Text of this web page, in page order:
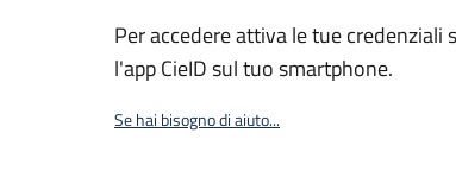
Per accedere attiva le tue credenziali
l'app CieID sul tuo smartphone.
Se hai bisogno di aiuto...